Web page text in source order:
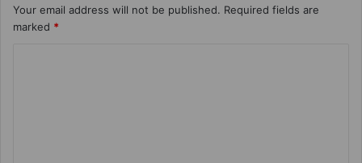
Your email address will not be published. Required fields are
marked *